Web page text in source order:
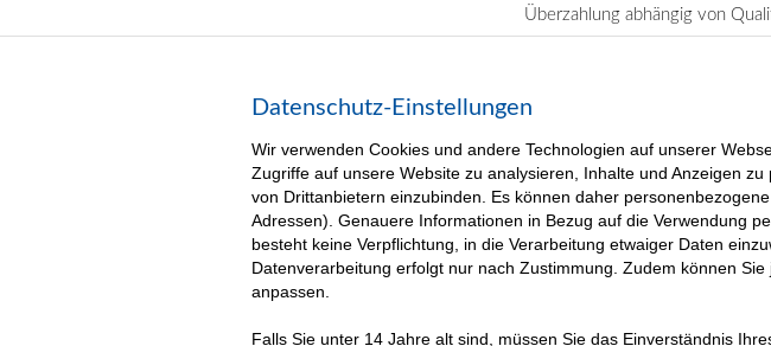
Überzahlung abhängig von
Datenschutz-Einstellungen
Wir verwenden Cookies und andere Technologien auf unserer
Zugriffe auf unsere Website zu analysieren, Inhalte und Anzeigen
von Drittanbietern einzubinden. Es können daher
Adressen). Genauere Informationen in Bezug auf die Verwendung
besteht keine Verpflichtung, in die Verarbeitung etwaiger Daten
Datenverarbeitung erfolgt nur nach Zustimmung. Zudem können Sie
anpassen.
Falls Sie unter 14 Jahre alt sind, müssen Sie das Einverständnis